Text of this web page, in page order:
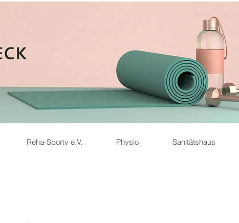
Reha-Sportv e.V. Physio Sanitätshaus